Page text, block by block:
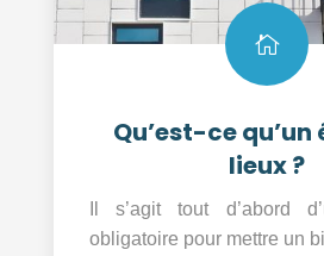

Qu’est-ce
lieux ?
Il s’agit tout d’abord
obligatoire pour mettre un